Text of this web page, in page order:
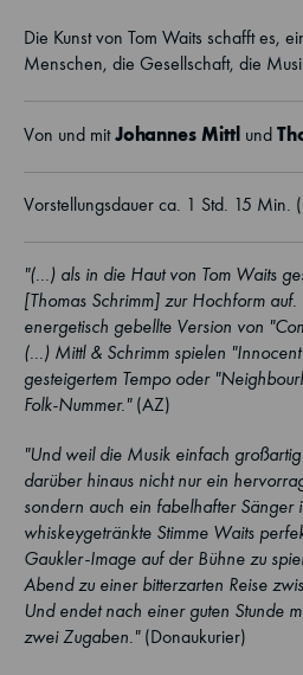
Die Kunst von Tom Waits schafft es,
Menschen, die Gesellschaft, die
Von und mitJohannes Mittl und
Vorstellungsdauer ca. 1 Std. 15 Min.
"(...) als in die Haut von Tom Waits
[Thomas Schrimm] zur Hochform
energetisch gebellte Version von
(...) Mittl & Schrimm spielen
gesteigertem Tempo oder
Folk-Nummer." (AZ)
"Und weil die Musik einfach großartig
darüber hinaus nicht nur ein
sondern auch ein fabelhafter Sänger
whiskeygetränkte Stimme Waits
Gaukler-Image auf der Bühne zu
Abend zu einer bitterzarten Reise
Und endet nach einer guten Stunde
zwei Zugaben."(Donaukurier)